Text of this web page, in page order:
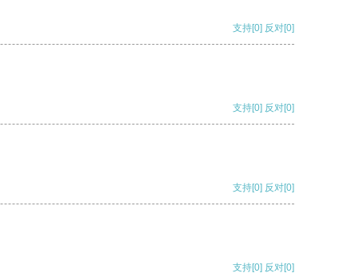
支持[0] 反对[0]
支持[0] 反对[0]
支持[0] 反对[0]
支持[0] 反对[0]